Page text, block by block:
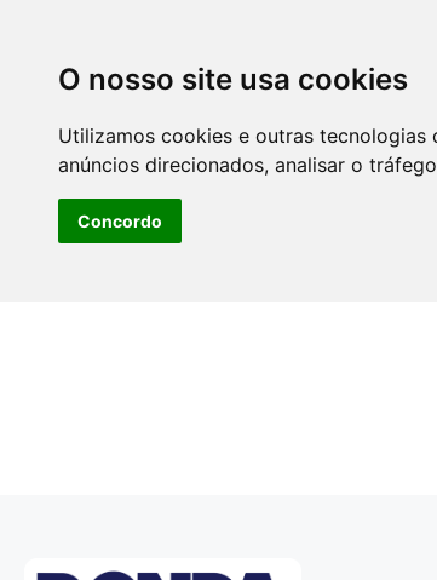
O nosso site usa cookies
Utilizamos cookies e outras tecnologias
anúncios direcionados, analisar o
Concordo